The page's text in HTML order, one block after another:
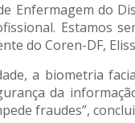
Enfermagem do
Estamos
do Coren-DF,
a biometria
da
fraudes”,